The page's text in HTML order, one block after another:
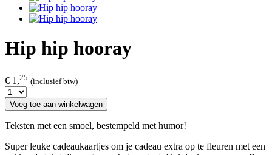
Hip hip hooray
€ 1,25 (inclusief btw)
Voeg toe aan winkelwagen
Teksten met een smoel, bestempeld met humor!
Super leuke cadeaukaartjes om je cadeau extra op te fleuren met een